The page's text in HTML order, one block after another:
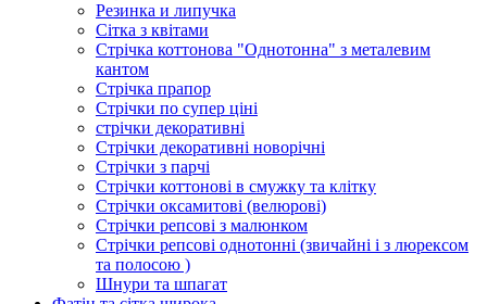
Резинка и липучка
Сітка з квітами
Стрічка коттонова "Однотонна" з металевим
кантом
Стрічка прапор
Стрічки по супер ціні
стрічки декоративні
Стрічки декоративні новорічні
Стрічки з парчі
Стрічки коттонові в смужку та клітку
Стрічки оксамитові (велюрові)
Стрічки репсові з малюнком
Стрічки репсові однотонні (звичайні і з люрексом
та полосою )
Шнури та шпагат